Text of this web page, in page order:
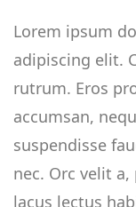
Lorem ipsum
adipiscing elit.
rutrum. Eros
accumsan,
suspendisse
nec. Orc velit
lacus lectus